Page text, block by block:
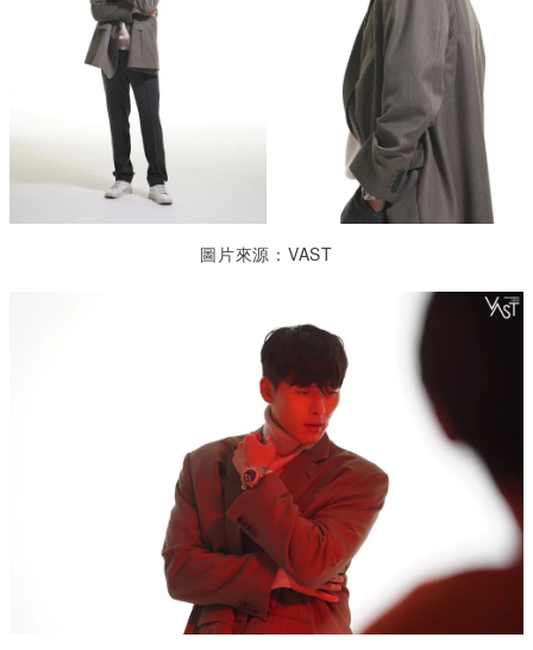
圖片來源：VAST